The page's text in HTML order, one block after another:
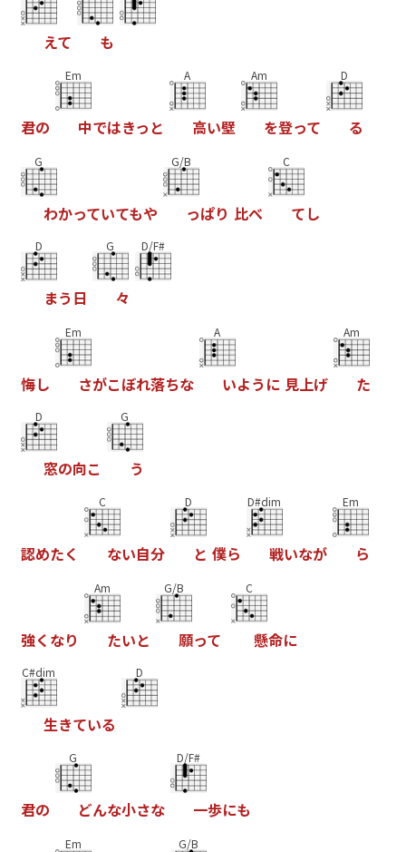
えて も
君の
Em
中ではきっ と
A
高い壁
Am
を登って
D
る
G
わかっていてもや
G/B
っぱり 比べ
C
てし
D
まう 日
G
々
D/F#
悔し
Em
さがこぼれ落ちな
A
いよう に 見上げ
Am
た
D
窓の向こ
G
う
認めたく
C
ない自分
D
と 僕ら
D#dim
戦いなが
Em
ら
強く なり
Am
たいと
G/B
願って
C
懸命に
C#dim
生きている
D
君の
G
どんな小さな
D/F#
一歩にも
Em G/B